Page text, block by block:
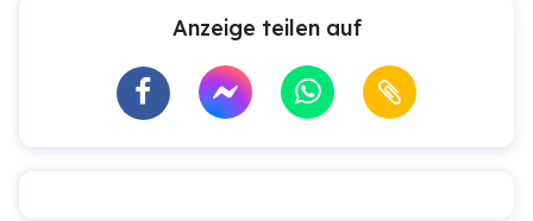
Anzeige teilen auf